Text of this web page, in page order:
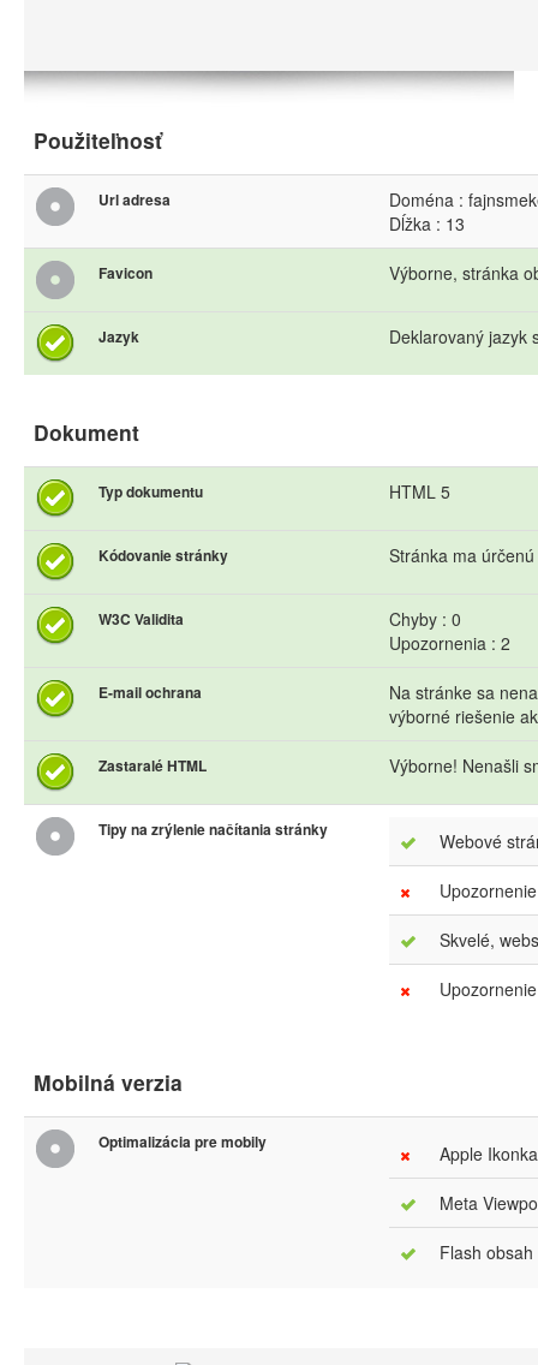
Použiteľnosť
Url adresa
Doména :
Dĺžka : 13
Favicon Výborne, stránka
Jazyk Deklarovaný jazyk
Dokument
Typ dokumentu HTML 5
Kódovanie stránky Stránka ma
W3C Validita
Chyby : 0
Upozornenia : 2
E-mail ochrana
Na stránke sa
výborné riešenie
Zastaralé HTML Výborne! Nenašli
Tipy na zrýlenie načítania stránky Webové
Skvelé,
Mobilná verzia
Optimalizácia pre mobily Apple Ikonka
Meta
Flash obsah